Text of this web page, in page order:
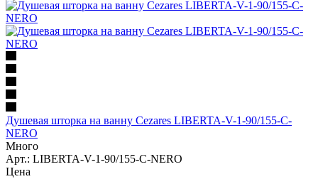
Душевая шторка на ванну Cezares LIBERTA-V-1-90/155-C-
NERO
Много
Арт.: LIBERTA-V-1-90/155-C-NERO
Цена